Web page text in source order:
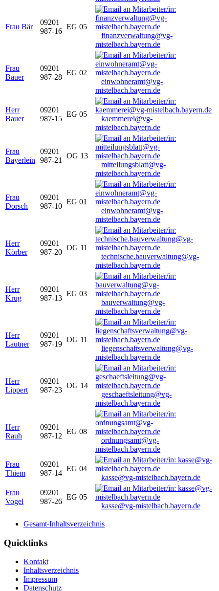
Frau Bär
09201
987-16
EG 05
finanzverwaltung@vg-
mistelbach.bayern.de
Frau
Bauer
09201
987-28
EG 02
einwohneramt@vg-
mistelbach.bayern.de
Herr
Bauer
09201
987-15
EG 05
kaemmerei@vg-
mistelbach.bayern.de
Frau
Bayerlein
09201
987-21
OG 13
mitteilungsblatt@vg-
mistelbach.bayern.de
Frau
Dorsch
09201
987-10
EG 01
einwohneramt@vg-
mistelbach.bayern.de
Herr
Körber
09201
987-20
OG 11
technische.bauverwaltung@vg-
mistelbach.bayern.de
Herr
Krug
09201
987-13
EG 03
bauverwaltung@vg-
mistelbach.bayern.de
Herr
Lautner
09201
987-19
OG 11
liegenschaftsverwaltung@vg-
mistelbach.bayern.de
Herr
Lippert
09201
987-23
OG 14
geschaeftsleitung@vg-
mistelbach.bayern.de
Herr
Rauh
09201
987-12
EG 08
ordnungsamt@vg-
mistelbach.bayern.de
Frau
Thiem
09201
987-14
EG 04
kasse@vg-mistelbach.bayern.de
Frau
Vogel
09201
987-26
EG 05
kasse@vg-mistelbach.bayern.de
Gesamt-Inhaltsverzeichnis
Quicklinks
Kontakt
Inhaltsverzeichnis
Impressum
Datenschutz